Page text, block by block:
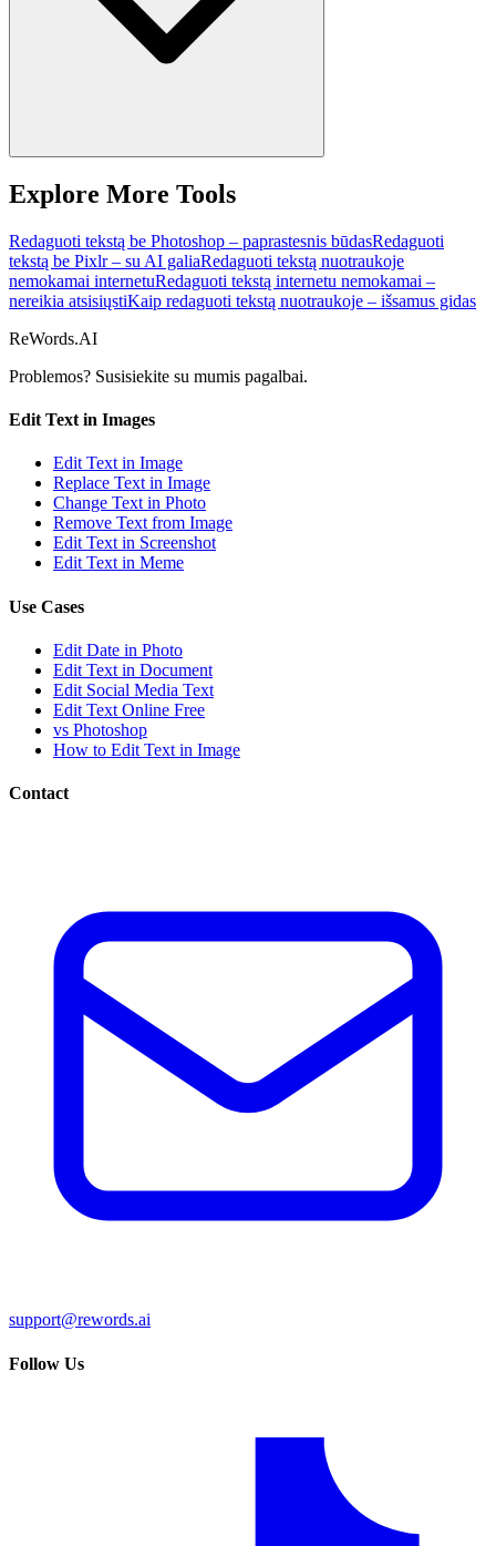
Explore More Tools
Redaguoti tekstą be Photoshop – paprastesnis būdasRedaguoti
tekstą be Pixlr – su AI galiaRedaguoti tekstą nuotraukoje
nemokamai internetuRedaguoti tekstą internetu nemokamai –
nereikia atsisiųstiKaip redaguoti tekstą nuotraukoje – išsamus gidas
ReWords.AI
Problemos? Susisiekite su mumis pagalbai.
Edit Text in Images
Edit Text in Image
Replace Text in Image
Change Text in Photo
Remove Text from Image
Edit Text in Screenshot
Edit Text in Meme
Use Cases
Edit Date in Photo
Edit Text in Document
Edit Social Media Text
Edit Text Online Free
vs Photoshop
How to Edit Text in Image
Contact
support@rewords.ai
Follow Us